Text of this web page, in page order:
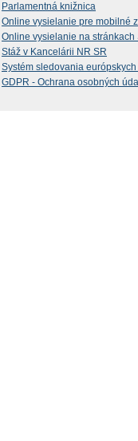
Parlamentná knižnica
Online vysielanie pre mobilné
Online vysielanie na stránkach
Stáž v Kancelárii NR SR
Systém sledovania
GDPR - Ochrana osobných